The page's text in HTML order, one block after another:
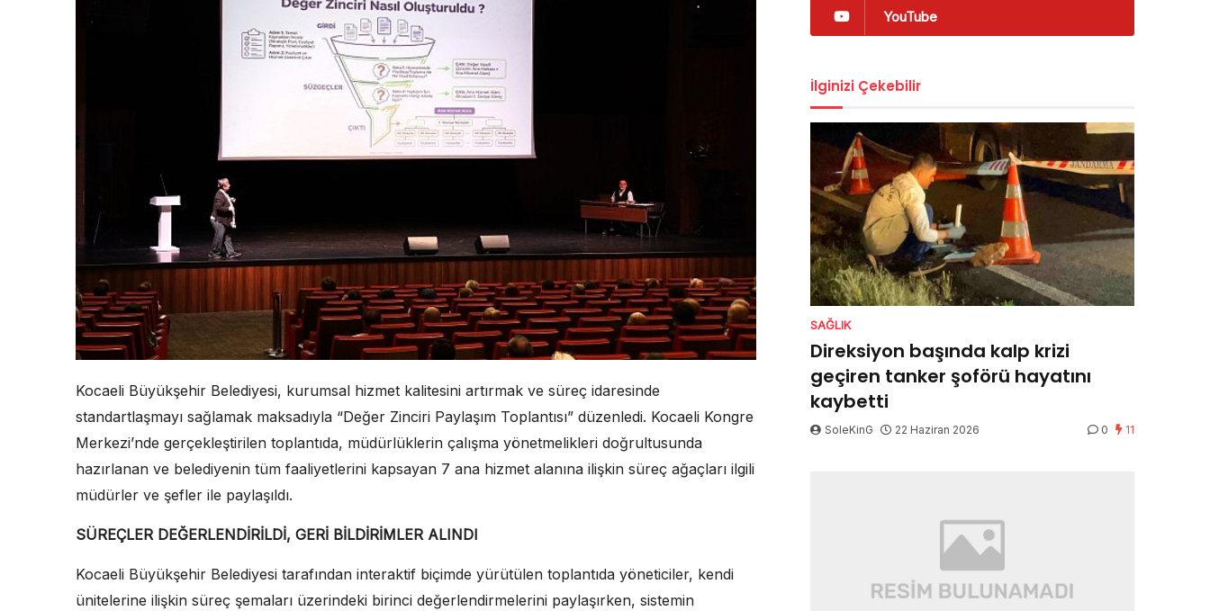
Kocaeli Büyükşehir Belediyesi, kurumsal hizmet kalitesini artırmak ve süreç idaresinde
standartlaşmayı sağlamak maksadıyla “Değer Zinciri Paylaşım Toplantısı” düzenledi. Kocaeli Kongre
Merkezi’nde gerçekleştirilen toplantıda, müdürlüklerin çalışma yönetmelikleri doğrultusunda
hazırlanan ve belediyenin tüm faaliyetlerini kapsayan 7 ana hizmet alanına ilişkin süreç ağaçları ilgili
müdürler ve şefler ile paylaşıldı.
SÜREÇLER DEĞERLENDİRİLDİ, GERİ BİLDİRİMLER ALINDI
Kocaeli Büyükşehir Belediyesi tarafından interaktif biçimde yürütülen toplantıda yöneticiler, kendi
ünitelerine ilişkin süreç şemaları üzerindeki birinci değerlendirmelerini paylaşırken, sistemin
YouTube
İlginizi Çekebilir
SAĞLIK
Direksiyon başında kalp krizi
geçiren tanker şoförü hayatını
kaybetti
SoleKinG 22 Haziran 2026 0 11